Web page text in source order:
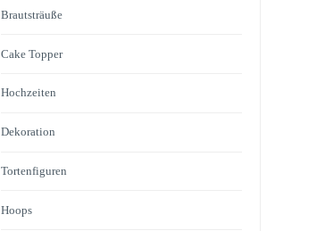
Brautsträuße
Cake Topper
Hochzeiten
Dekoration
Tortenfiguren
Hoops